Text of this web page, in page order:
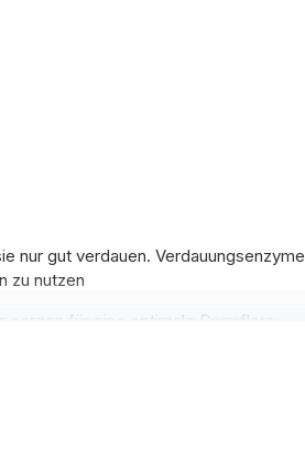
nur gut verdauen. Verdauungsenzyme
zu nutzen
für eine optimale Darmflora,